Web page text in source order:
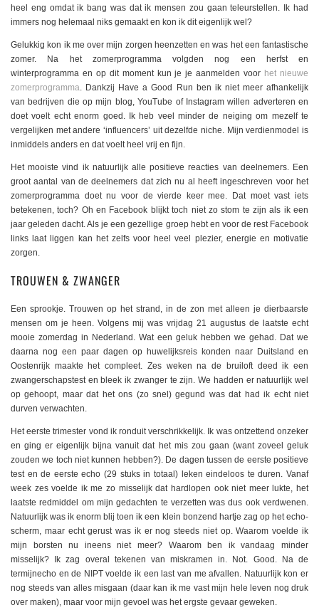
heel eng omdat ik bang was dat ik mensen zou gaan teleurstellen. Ik had
immers nog helemaal niks gemaakt en kon ik dit eigenlijk wel?
Gelukkig kon ik me over mijn zorgen heenzetten en was het een fantastische
zomer. Na het zomerprogramma volgden nog een herfst en
winterprogramma en op dit moment kun je je aanmelden voor het nieuwe
zomerprogramma. Dankzij Have a Good Run ben ik niet meer afhankelijk
van bedrijven die op mijn blog, YouTube of Instagram willen adverteren en
doet voelt echt enorm goed. Ik heb veel minder de neiging om mezelf te
vergelijken met andere ‘influencers’ uit dezelfde niche. Mijn verdienmodel is
inmiddels anders en dat voelt heel vrij en fijn.
Het mooiste vind ik natuurlijk alle positieve reacties van deelnemers. Een
groot aantal van de deelnemers dat zich nu al heeft ingeschreven voor het
zomerprogramma doet nu voor de vierde keer mee. Dat moet vast iets
betekenen, toch? Oh en Facebook blijkt toch niet zo stom te zijn als ik een
jaar geleden dacht. Als je een gezellige groep hebt en voor de rest Facebook
links laat liggen kan het zelfs voor heel veel plezier, energie en motivatie
zorgen.
TROUWEN & ZWANGER
Een sprookje. Trouwen op het strand, in de zon met alleen je dierbaarste
mensen om je heen. Volgens mij was vrijdag 21 augustus de laatste echt
mooie zomerdag in Nederland. Wat een geluk hebben we gehad. Dat we
daarna nog een paar dagen op huwelijksreis konden naar Duitsland en
Oostenrijk maakte het compleet. Zes weken na de bruiloft deed ik een
zwangerschapstest en bleek ik zwanger te zijn. We hadden er natuurlijk wel
op gehoopt, maar dat het ons (zo snel) gegund was dat had ik echt niet
durven verwachten.
Het eerste trimester vond ik ronduit verschrikkelijk. Ik was ontzettend onzeker
en ging er eigenlijk bijna vanuit dat het mis zou gaan (want zoveel geluk
zouden we toch niet kunnen hebben?). De dagen tussen de eerste positieve
test en de eerste echo (29 stuks in totaal) leken eindeloos te duren. Vanaf
week zes voelde ik me zo misselijk dat hardlopen ook niet meer lukte, het
laatste redmiddel om mijn gedachten te verzetten was dus ook verdwenen.
Natuurlijk was ik enorm blij toen ik een klein bonzend hartje zag op het echo-
scherm, maar echt gerust was ik er nog steeds niet op. Waarom voelde ik
mijn borsten nu ineens niet meer? Waarom ben ik vandaag minder
misselijk? Ik zag overal tekenen van miskramen in. Not. Good. Na de
termijnecho en de NIPT voelde ik een last van me afvallen. Natuurlijk kon er
nog steeds van alles misgaan (daar kan ik me vast mijn hele leven nog druk
over maken), maar voor mijn gevoel was het ergste gevaar geweken.